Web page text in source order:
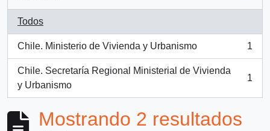
Todos
Chile. Ministerio de Vivienda y Urbanismo
, 1 resultados
1
Chile. Secretaría Regional Ministerial de Vivienda
y Urbanismo
, 1 resultados
1
Mostrando 2 resultados